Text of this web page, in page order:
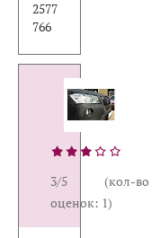
2577
766
3/5 (кол-во
оценок: 1)